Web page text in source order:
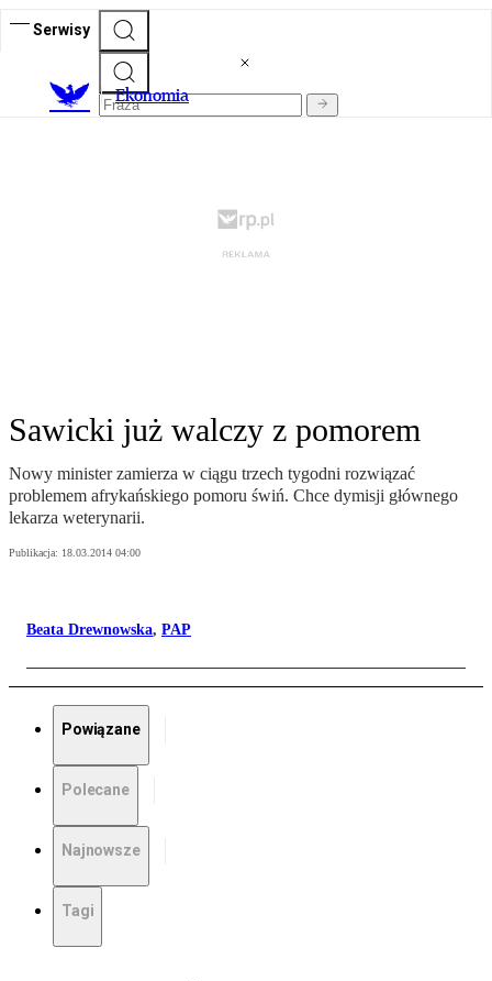
Serwisy
Ekonomia
Sawicki już walczy z pomorem
Nowy minister zamierza w ciągu trzech tygodni rozwiązać
problemem afrykańskiego pomoru świń. Chce dymisji głównego
lekarza weterynarii.
Publikacja: 18.03.2014 04:00
Beata Drewnowska, PAP
Powiązane
Polecane
Najnowsze
Tagi